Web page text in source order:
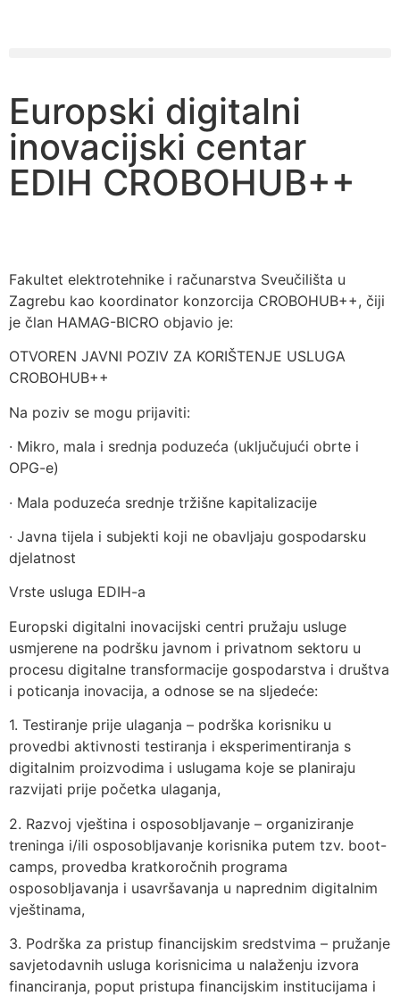
Europski digitalni
inovacijski centar
EDIH CROBOHUB++
Fakultet elektrotehnike i računarstva Sveučilišta u
Zagrebu kao koordinator konzorcija CROBOHUB++, čiji
je član HAMAG-BICRO objavio je:
OTVOREN JAVNI POZIV ZA KORIŠTENJE USLUGA
CROBOHUB++
Na poziv se mogu prijaviti:
· Mikro, mala i srednja poduzeća (uključujući obrte i
OPG-e)
· Mala poduzeća srednje tržišne kapitalizacije
· Javna tijela i subjekti koji ne obavljaju gospodarsku
djelatnost
Vrste usluga EDIH-a
Europski digitalni inovacijski centri pružaju usluge
usmjerene na podršku javnom i privatnom sektoru u
procesu digitalne transformacije gospodarstva i društva
i poticanja inovacija, a odnose se na sljedeće:
1. Testiranje prije ulaganja – podrška korisniku u
provedbi aktivnosti testiranja i eksperimentiranja s
digitalnim proizvodima i uslugama koje se planiraju
razvijati prije početka ulaganja,
2. Razvoj vještina i osposobljavanje – organiziranje
treninga i/ili osposobljavanje korisnika putem tzv. boot-
camps, provedba kratkoročnih programa
osposobljavanja i usavršavanja u naprednim digitalnim
vještinama,
3. Podrška za pristup financijskim sredstvima – pružanje
savjetodavnih usluga korisnicima u nalaženju izvora
financiranja, poput pristupa financijskim institucijama i